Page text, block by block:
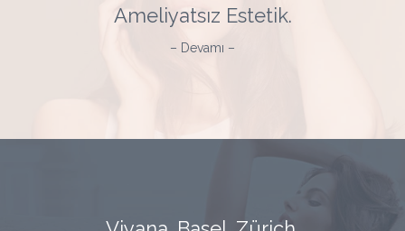
Ameliyatsız Estetik.
– Devamı –